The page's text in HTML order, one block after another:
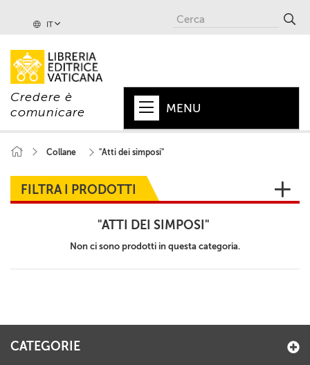
IT
Credere è
comunicare
MENU
PAPA
+
VATICANO
CHIESA
+
+
RIVISTE
+
Collane "Atti dei simposi"
FILTRA I PRODOTTI
"ATTI DEI SIMPOSI"
Non ci sono prodotti in questa categoria.
CATEGORIE